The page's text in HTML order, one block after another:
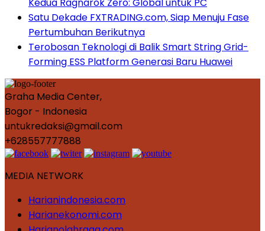
Satu Dekade FXTRADING.com, Siap Menuju Fase
Pertumbuhan Berikutnya
Terobosan Teknologi di Balik Smart String Grid-
Forming ESS Platform Generasi Baru Huawei
Graha Media Center,
Bogor - Indonesia
untukredaksi@gmail.com
+628557777888
MEDIA NETWORK
Harianindonesia.com
Harianekonomi.com